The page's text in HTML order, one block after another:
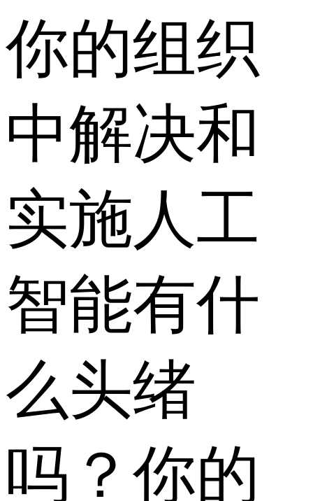
你的组织
中解决和
实施人工
智能有什
么头绪
吗？你的